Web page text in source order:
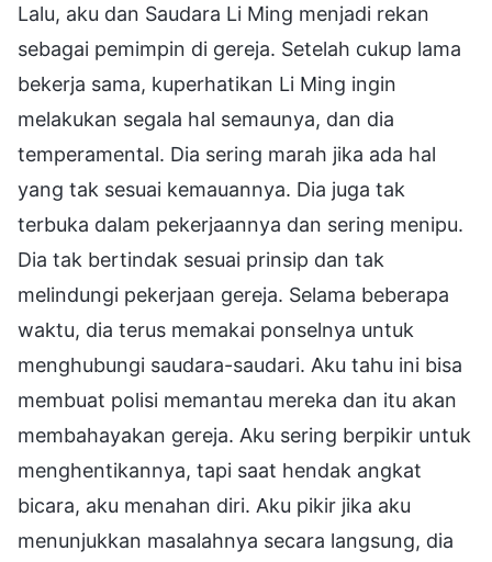
Lalu, aku dan Saudara Li Ming menjadi rekan
sebagai pemimpin di gereja. Setelah cukup lama
bekerja sama, kuperhatikan Li Ming ingin
melakukan segala hal semaunya, dan dia
temperamental. Dia sering marah jika ada hal
yang tak sesuai kemauannya. Dia juga tak
terbuka dalam pekerjaannya dan sering menipu.
Dia tak bertindak sesuai prinsip dan tak
melindungi pekerjaan gereja. Selama beberapa
waktu, dia terus memakai ponselnya untuk
menghubungi saudara-saudari. Aku tahu ini bisa
membuat polisi memantau mereka dan itu akan
membahayakan gereja. Aku sering berpikir untuk
menghentikannya, tapi saat hendak angkat
bicara, aku menahan diri. Aku pikir jika aku
menunjukkan masalahnya secara langsung, dia